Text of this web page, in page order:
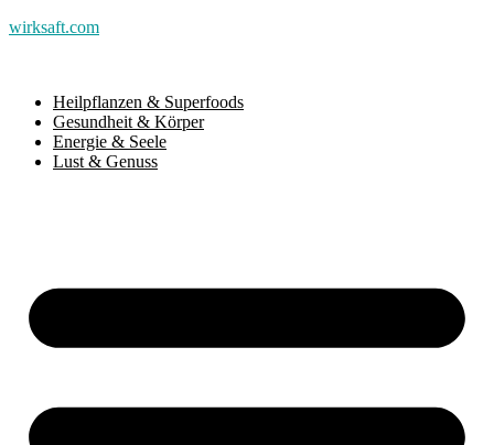
wirksaft.com
Heilpflanzen & Superfoods
Gesundheit & Körper
Energie & Seele
Lust & Genuss